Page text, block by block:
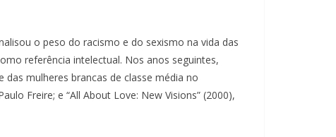
o peso do racismo e do sexismo na vida das
referência intelectual. Nos anos seguintes,
mulheres brancas de classe média no
Freire; e “All About Love: New Visions” (2000),